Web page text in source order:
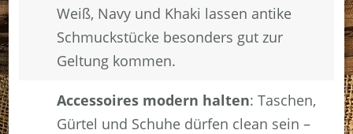
Weiß, Navy und Khaki lassen antike
Schmuckstücke besonders gut zur
Geltung kommen.
Accessoires modern halten: Taschen,
Gürtel und Schuhe dürfen clean sein –